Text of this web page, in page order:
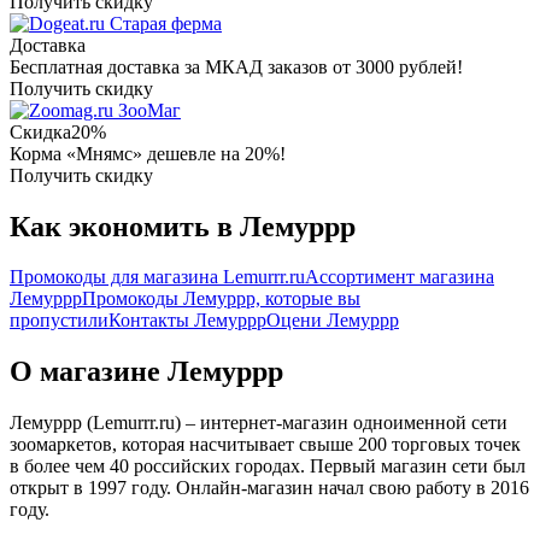
Старая ферма
Доставка
Бесплатная доставка за МКАД заказов от 3000 рублей!
Получить скидку
ЗооМаг
Скидка20%
Корма «Мнямс» дешевле на 20%!
Получить скидку
Как экономить в Лемуррр
Промокоды для магазина Lemurrr.ruАссортимент магазина
ЛемурррПромокоды Лемуррр, которые вы
пропустилиКонтакты ЛемурррОцени Лемуррр
О магазине Лемуррр
Лемуррр (Lemurrr.ru) – интернет-магазин одноименной сети
зоомаркетов, которая насчитывает свыше 200 торговых точек
в более чем 40 российских городах. Первый магазин сети был
открыт в 1997 году. Онлайн-магазин начал свою работу в 2016
году.